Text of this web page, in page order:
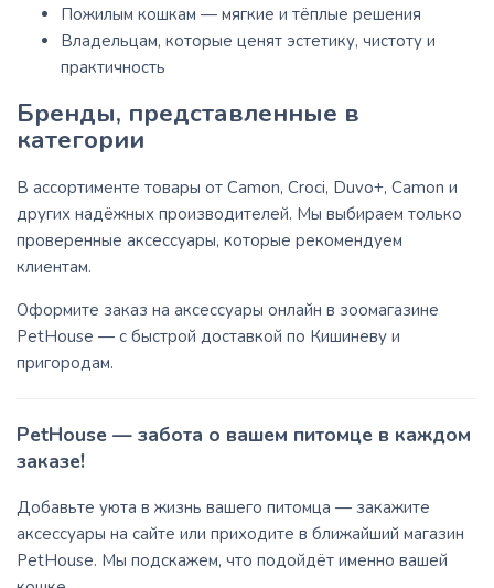
Пожилым кошкам — мягкие и тёплые решения
Владельцам, которые ценят эстетику, чистоту и
практичность
Бренды, представленные в
категории
В ассортименте товары от Camon, Croci, Duvo+, Camon и
других надёжных производителей. Мы выбираем только
проверенные аксессуары, которые рекомендуем
клиентам.
Оформите заказ на аксессуары онлайн в зоомагазине
PetHouse — с быстрой доставкой по Кишиневу и
пригородам.
PetHouse — забота о вашем питомце в каждом
заказе!
Добавьте уюта в жизнь вашего питомца — закажите
аксессуары на сайте или приходите в ближайший магазин
PetHouse. Мы подскажем, что подойдёт именно вашей